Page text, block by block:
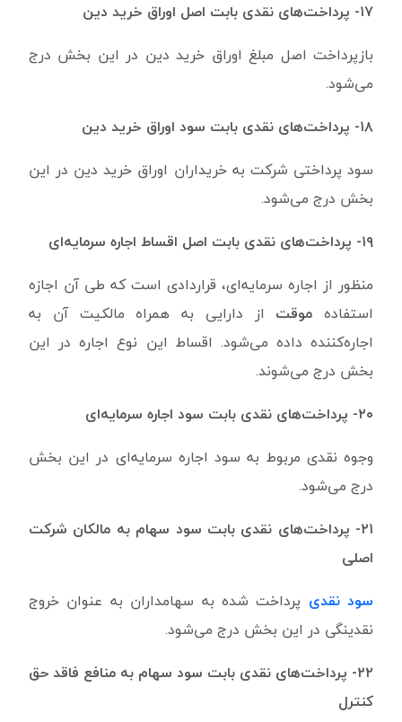
۱۷- پرداخت‌های نقدی بابت اصل اوراق خرید دین
بازپرداخت اصل مبلغ اوراق خرید دین در این بخش درج
می‌شود.
۱۸- پرداخت‌های نقدی بابت سود اوراق خرید دین
سود پرداختی شرکت به خریداران اوراق خرید دین در این
بخش درج می‌شود.
۱۹- پرداخت‌های نقدی بابت اصل اقساط اجاره سرمایه‌ای
منظور از اجاره سرمایه‌ای، قراردادی است که طی آن اجازه
استفاده موقت از دارایی به همراه مالکیت آن به
اجاره‌کننده داده می‌شود. اقساط این نوع اجاره در این
بخش درج می‌شوند.
۲۰- پرداخت‌های نقدی بابت سود اجاره سرمایه‌ای
وجوه نقدی مربوط به سود اجاره سرمایه‌ای در این بخش
درج می‌شود.
۲۱- پرداخت‌های نقدی بابت سود سهام به مالکان شرکت
اصلی
سود نقدی پرداخت شده به سهامداران به عنوان خروج
نقدینگی در این بخش درج می‌شود.
۲۲- پرداخت‌های نقدی بابت سود سهام به منافع فاقد حق
کنترل